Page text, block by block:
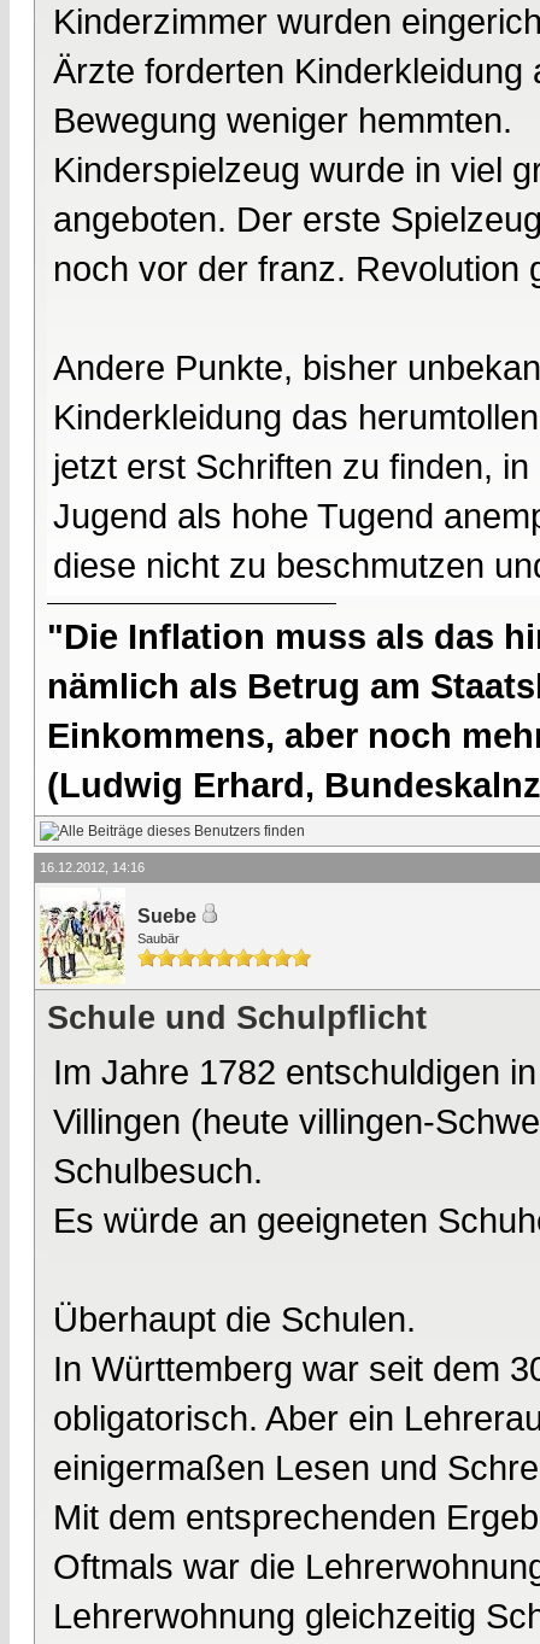
Kinderzimmer wurden
Ärzte forderten
Bewegung weniger hemmten.
Kinderspielzeug wurde in viel
angeboten. Der erste
noch vor der franz. Revolution
Andere Punkte, bisher
Kinderkleidung das
jetzt erst Schriften zu finden,
Jugend als hohe Tugend
diese nicht zu beschmutzen
"Die Inflation muss als das
nämlich als Betrug am
Einkommens, aber noch
(Ludwig Erhard,
16.12.2012, 14:16
Suebe
Saubär
Schule und Schulpflicht
Im Jahre 1782 entschuldigen
Villingen (heute villingen-
Schulbesuch.
Es würde an geeigneten
Überhaupt die Schulen.
In Württemberg war seit dem
obligatorisch. Aber ein
einigermaßen Lesen und
Mit dem entsprechenden
Oftmals war die
Lehrerwohnung gleichzeitig